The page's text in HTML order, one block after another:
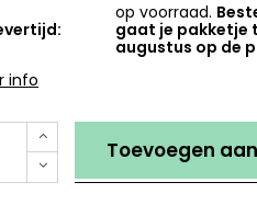
op voorraad.
gaat je pakketje
augustus op de
info
Toevoegen